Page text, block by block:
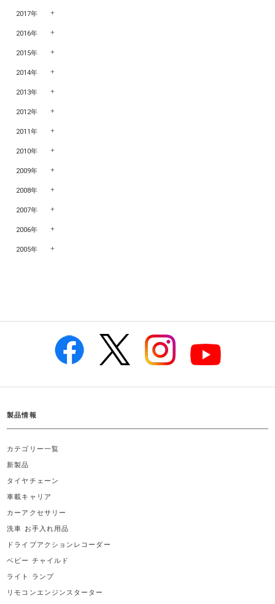
2017年
2016年
2015年
2014年
2013年
2012年
2011年
2010年
2009年
2008年
2007年
2006年
2005年
製品情報
カテゴリー一覧
新製品
タイヤチェーン
車載キャリア
カーアクセサリー
洗車 お手入れ用品
ドライブアクションレコーダー
ベビー チャイルド
ライト ランプ
リモコンエンジンスターター